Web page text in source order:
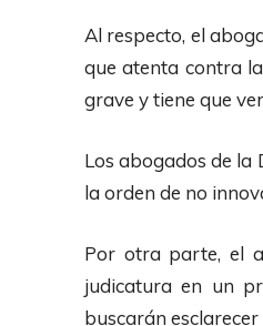
Al respecto, el
que atenta contra
grave y tiene que
Los abogados de la
la orden de no
Por otra parte, el
judicatura en un
buscarán